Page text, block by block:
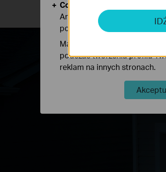
Cookies dotyczące analizy i
Analiza - Te pliki Cookies są
poprawę i dostosowanie
Marketing - Te pliki Cookies
podczas tworzenia profilu
reklam na innych stronach.